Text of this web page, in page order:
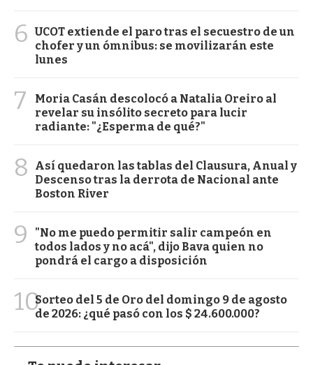
6 UCOT extiende el paro tras el secuestro de un
chofer y un ómnibus: se movilizarán este
lunes
7
Moria Casán descolocó a Natalia Oreiro al
revelar su insólito secreto para lucir
radiante: "¿Esperma de qué?"
8
Así quedaron las tablas del Clausura, Anual y
Descenso tras la derrota de Nacional ante
Boston River
9
"No me puedo permitir salir campeón en
todos lados y no acá", dijo Bava quien no
pondrá el cargo a disposición
10Sorteo del 5 de Oro del domingo 9 de agosto
de 2026: ¿qué pasó con los $ 24.600.000?